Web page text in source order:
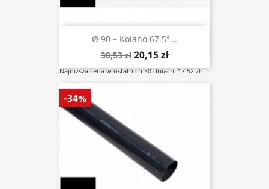
Ø 90 – Kolano 67.5°...
30,53 zł 20,15 zł
Najniższa cena w ostatnich 30 dniach: 17.52 zł
-34%